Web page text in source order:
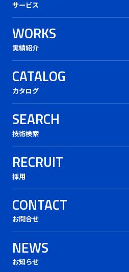
サービス
WORKS
実績紹介
CATALOG
カタログ
SEARCH
技術検索
RECRUIT
採用
CONTACT
お問合せ
NEWS
お知らせ